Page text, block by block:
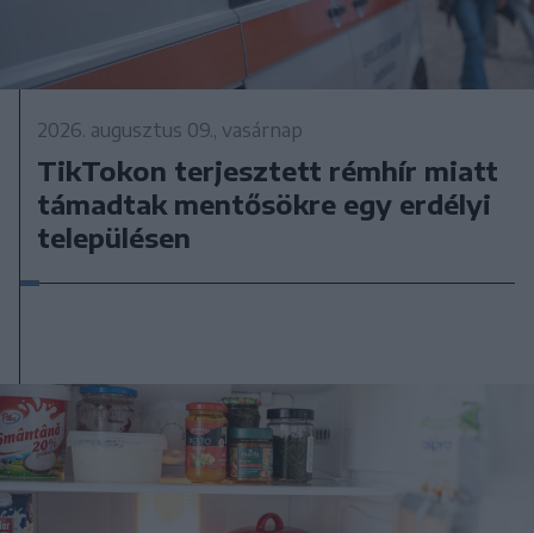
2026. augusztus 09., vasárnap
TikTokon terjesztett rémhír miatt
támadtak mentősökre egy erdélyi
településen